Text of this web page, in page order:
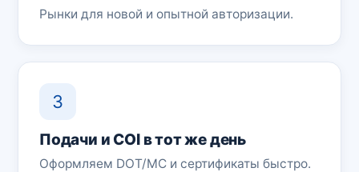
Рынки для новой и опытной авторизации.
3
Подачи и COI в тот же день
Оформляем DOT/MC и сертификаты быстро.